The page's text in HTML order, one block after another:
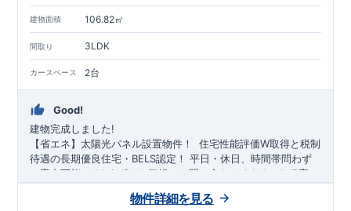
建物面積 106.82㎡
間取り 3LDK
カースペース 2台
Good!
建物完成しました!
【省エネ】太陽光パネル設置物件！
​住宅性能評価W取得と税制
待遇の長期優良住宅・BELS認定！ 平日・休日、時間帯問わず
ご案内可能です!
まずはお気軽にお問い合わせください!
JR高崎
◎物件のポイント 敷地は、41坪!
物件詳細を見る